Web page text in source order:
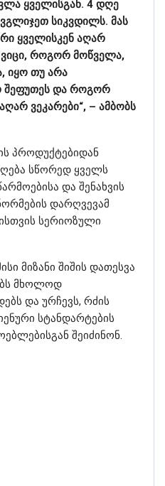
ყველისგან. 4 დღე
სიკვდილს. მას
ყველისკენ აღარ
ვიცი, როგორ მოწველა,
იყო თუ არა
შეფუთეს და როგორ
ვეკარები“, – ამბობს
პროდუქტებიდან
სწორედ ყველს
და შენახვის
დარღვევამ
სერიოზული
მიზანი შიშის დათესვა
მხოლოდ
და ურჩევს, რძის
სტანდარტების
შეიძინონ.